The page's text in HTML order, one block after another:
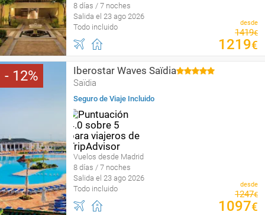
8 días / 7 noches
Salida el 23 ago 2026
Todo incluido
desde
1419€
1219€
12 Iberostar Waves Saïdia
Saïdia
Seguro de Viaje Incluido
Vuelos desde Madrid
8 días / 7 noches
Salida el 23 ago 2026
Todo incluido
desde
1247€
1097€